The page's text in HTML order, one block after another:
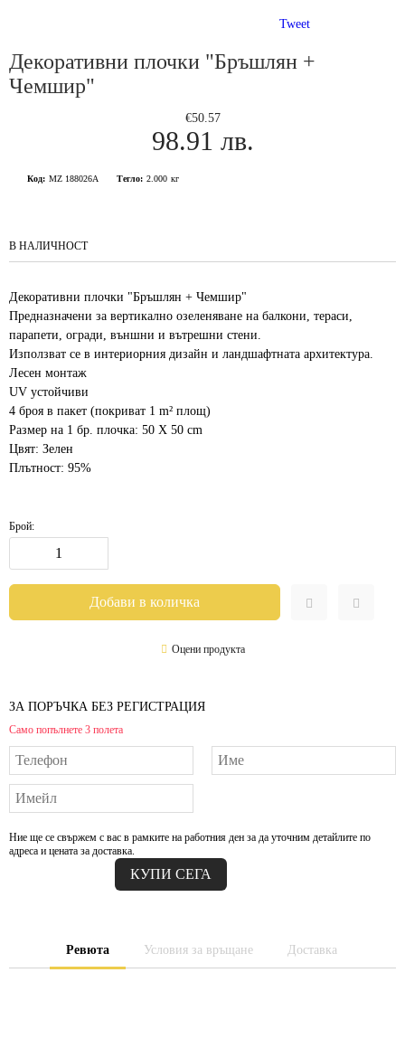
Tweet
Декоративни плочки "Бръшлян +
Чемшир"
€50.57
98.91 лв.
Код: MZ 188026A Тегло: 2.000 кг
В НАЛИЧНОСТ
Декоративни плочки "Бръшлян + Чемшир"
Предназначени за вертикално озеленяване на балкони, тераси,
парапети, огради, външни и вътрешни стени.
Използват се в интериорния дизайн и ландшафтната архитектура.
Лесен монтаж
UV устойчиви
4 броя в пакет (покриват 1 m² площ)
Размер на 1 бр. плочка: 50 Х 50 cm
Цвят: Зелен
Плътност: 95%
Брой:
Оцени продукта
ЗА ПОРЪЧКА БЕЗ РЕГИСТРАЦИЯ
Само попълнете 3 полета
Ние ще се свържем с вас в рамките на работния ден за да уточним детайлите по
адреса и цената за доставка.
Ревюта Условия за връщане Доставка